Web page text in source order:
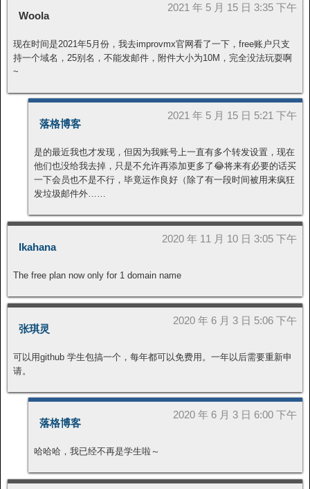
Woola
2021 年 5 月 15 日 3:35 下午
现在时间是2021年5月份，我去improvmx官网看了一下，free账户只支
持一个域名，25别名，不能发邮件，附件大小为10M，完全没法玩耍啊
~
落格博客
2021 年 5 月 15 日 5:21 下午
是的最近我也才发现，但因为我账号上一直有多个转发设置，现在
他们也没给我去掉，只是不允许再添加更多了😂将来有必要的话买
一下会员也不是不行，毕竟运作良好（除了有一段时间被用来疯狂
发垃圾邮件外……
Ikahana
2020 年 11 月 10 日 3:05 下午
The free plan now only for 1 domain name
张琪灵
2020 年 6 月 3 日 5:06 下午
可以用github 学生包搞一个，每年都可以免费用。一年以后需要重新申
请。
落格博客
2020 年 6 月 3 日 6:00 下午
哈哈哈，我已经不再是学生啦～